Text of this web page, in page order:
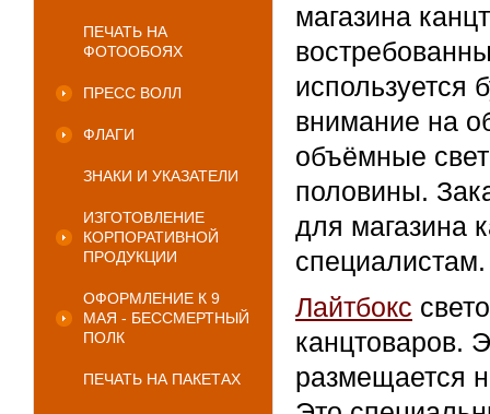
ПЕЧАТЬ НА
ФОТООБОЯХ
ПРЕСС ВОЛЛ
ФЛАГИ
ЗНАКИ И УКАЗАТЕЛИ
ИЗГОТОВЛЕНИЕ
КОРПОРАТИВНОЙ
ПРОДУКЦИИ
ОФОРМЛЕНИЕ К 9
МАЯ - БЕССМЕРТНЫЙ
ПОЛК
ПЕЧАТЬ НА ПАКЕТАХ
магазина
используется
внимание на
объёмные
половины.
для магазина
специалистам.
Лайтбокс
канцтоваров.
размещается